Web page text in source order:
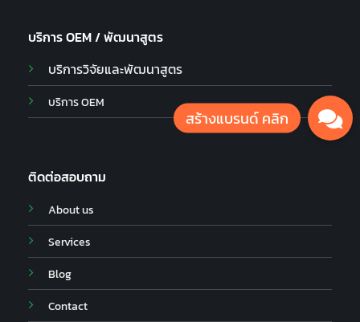
บริการ OEM / พัฒนาสูตร
บริการวิจัยและพัฒนาสูตร
บริการ OEM
ติดต่อสอบถาม
About us
Services
Blog
Contact